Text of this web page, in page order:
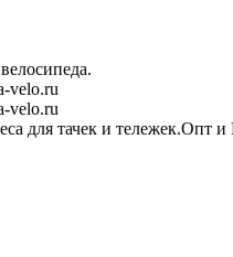
velo.ru
velo.ru
для тачек и тележек.Опт и